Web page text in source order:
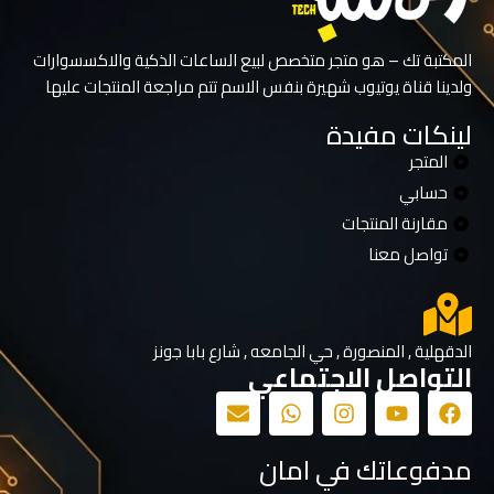
المكتبة تك – هو متجر متخصص لبيع الساعات الذكية والاكسسوارات
ولدينا قناة يوتيوب شهيرة بنفس الاسم تتم مراجعة المنتجات عليها
لينكات مفيدة
المتجر
حسابي
مقارنة المنتجات
تواصل معنا
الدقهلية , المنصورة , حي الجامعه , شارع بابا جونز
التواصل الاجتماعي
مدفوعاتك في امان